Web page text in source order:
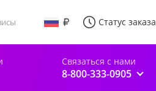
Статус заказа
Связаться с нами
8-800-333-0905